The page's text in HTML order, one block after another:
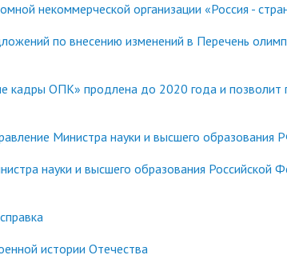
некоммерческой организации «Россия -
по внесению изменений в Перечень
кадры ОПК» продлена до 2020 года и позволит
Министра науки и высшего образования
науки и высшего образования
истории Отечества